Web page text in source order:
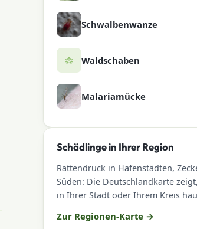
Schwalbenwanze
Waldschaben
Malariamücke
Schädlinge in Ihrer Region
Rattendruck in Hafenstädten,
Süden: Die Deutschlandkarte
in Ihrer Stadt oder Ihrem Kreis
Zur Regionen-Karte →